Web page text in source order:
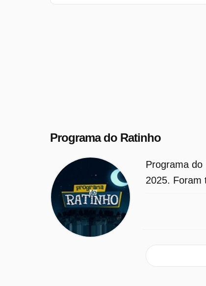
Programa do Ratinho
Programa
2025. Foram